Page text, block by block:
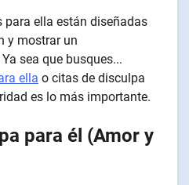
para ella están diseñadas
y mostrar un
sea que busques...
ella o citas de disculpa
es lo más importante.
para él (Amor y